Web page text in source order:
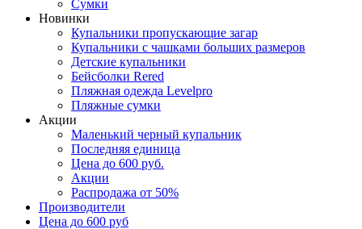
Сумки
Новинки
Купальники пропускающие загар
Купальники с чашками больших размеров
Детские купальники
Бейсболки Rered
Пляжная одежда Levelpro
Пляжные сумки
Акции
Маленький черный купальник
Последняя единица
Цена до 600 руб.
Акции
Распродажа от 50%
Производители
Цена до 600 руб